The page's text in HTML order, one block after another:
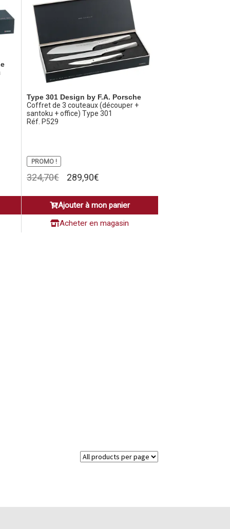
Type 301 Design by F.A. Porsche
Coffret de 3 couteaux (découper +
santoku + office) Type 301
Réf. P529
PROMO !
324,70€
Le
initial
était :
324,70€.
289,90€
actuel
est :
289,90€.
Ajouter à mon panier
Acheter en magasin